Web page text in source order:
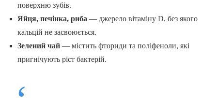
поверхню зубів.
Яйця, печінка, риба — джерело вітаміну D, без якого
кальцій не засвоюється.
Зелений чай— містить фториди та поліфеноли, які
пригнічують ріст бактерій.